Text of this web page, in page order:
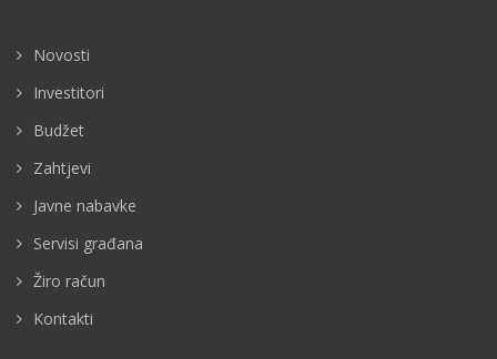
Novosti
Investitori
Budžet
Zahtjevi
Javne nabavke
Servisi građana
Žiro račun
Kontakti